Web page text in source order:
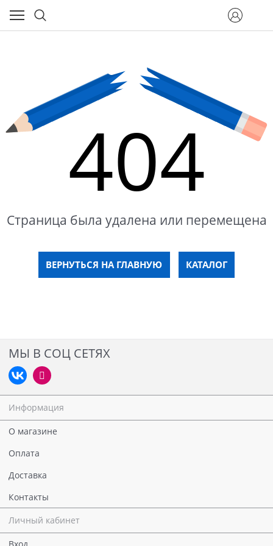
404
Страница была удалена или перемещена
ВЕРНУТЬСЯ НА ГЛАВНУЮ КАТАЛОГ
МЫ В СОЦ СЕТЯХ
Информация
О магазине
Оплата
Доставка
Контакты
Личный кабинет